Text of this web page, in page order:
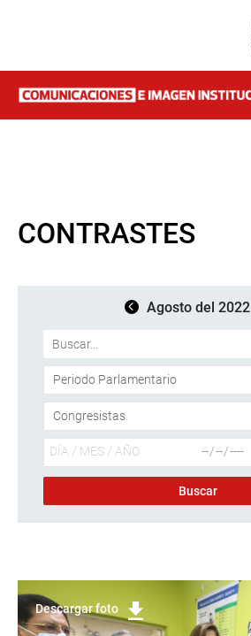
CONTRASTES
Agosto del 2022
Descargar foto